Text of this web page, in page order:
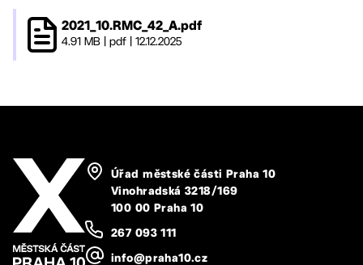
2021_10.RMC_42_A.pdf
4.91 MB pdf 12.12.2025
Úřad městské části Praha 10
Vinohradská 3218/169
100 00 Praha 10
267 093 111
info@praha10.cz